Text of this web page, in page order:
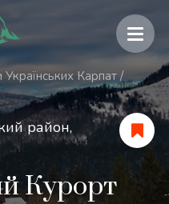
Українських Карпат /
район,
Курорт